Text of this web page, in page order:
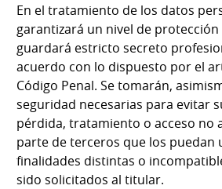
En el tratamiento de los datos
garantizará un nivel de protección
guardará estricto secreto
acuerdo con lo dispuesto por el
Código Penal. Se tomarán,
seguridad necesarias para evitar
pérdida, tratamiento o acceso no
parte de terceros que los puedan
finalidades distintas o
sido solicitados al titular.